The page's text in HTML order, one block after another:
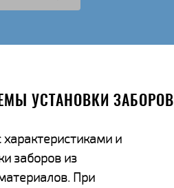
УСТАНОВКИ ЗАБОРОВ
характеристиками и
заборов из
При